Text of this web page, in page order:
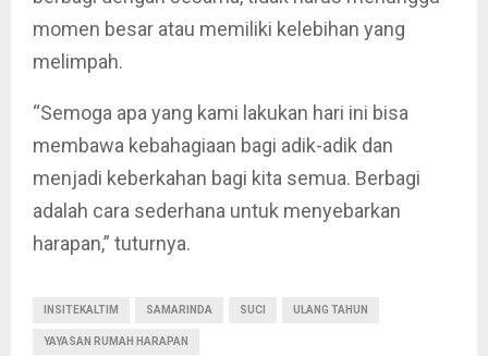
momen besar atau memiliki kelebihan yang
melimpah.
“Semoga apa yang kami lakukan hari ini bisa
membawa kebahagiaan bagi adik-adik dan
menjadi keberkahan bagi kita semua. Berbagi
adalah cara sederhana untuk menyebarkan
harapan,” tuturnya.
INSITEKALTIM SAMARINDA SUCI ULANG TAHUN
YAYASAN RUMAH HARAPAN